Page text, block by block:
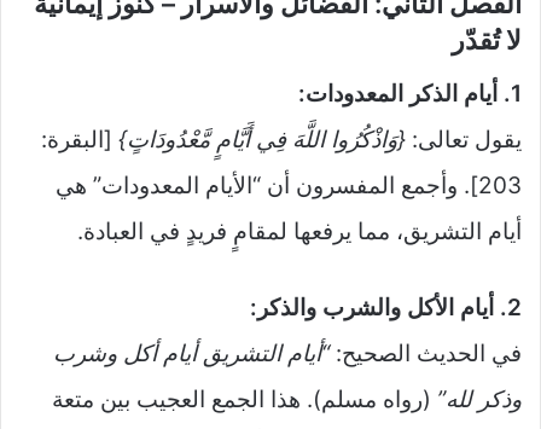
لا تُقدّر
1. أيام الذكر المعدودات:
يقول تعالى: {وَاذْكُرُوا اللَّهَ فِي أَيَّامٍ مَّعْدُودَاتٍ} [البقرة:
203]. وأجمع المفسرون أن “الأيام المعدودات” هي
أيام التشريق، مما يرفعها لمقامٍ فريدٍ في العبادة.
2. أيام الأكل والشرب والذكر:
في الحديث الصحيح:“أيام التشريق أيام أكل وشرب
وذكر لله” (رواه مسلم). هذا الجمع العجيب بين متعة